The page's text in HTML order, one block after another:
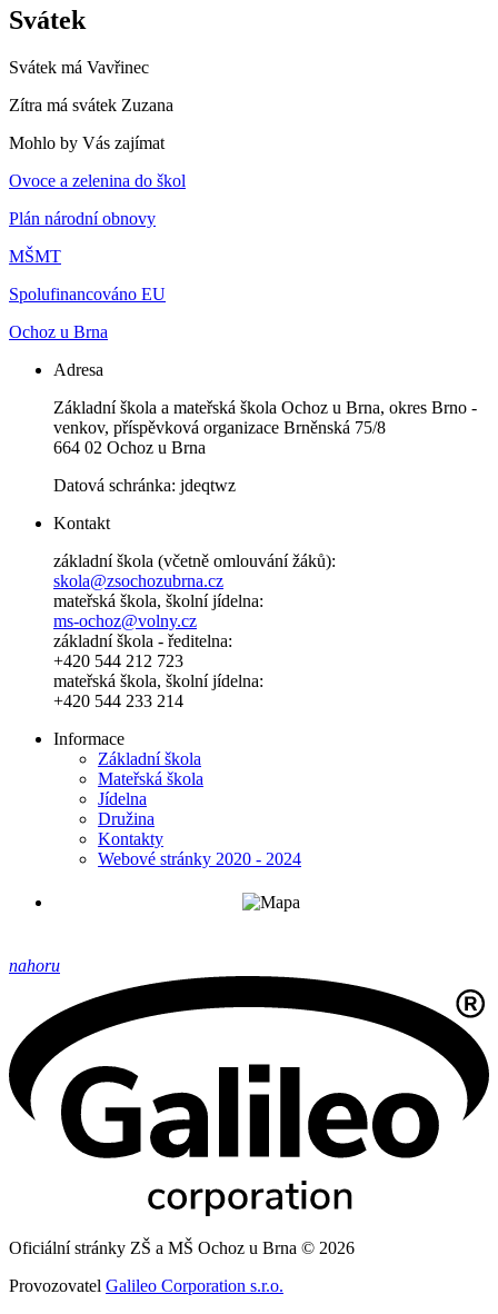
Svátek
Svátek má Vavřinec
Zítra má svátek Zuzana
Mohlo by Vás zajímat
Ovoce a zelenina do škol
Plán národní obnovy
MŠMT
Spolufinancováno EU
Ochoz u Brna
Adresa
Základní škola a mateřská škola Ochoz u Brna, okres Brno -
venkov, příspěvková organizace Brněnská 75/8
664 02 Ochoz u Brna
Datová schránka: jdeqtwz
Kontakt
základní škola (včetně omlouvání žáků):
skola@zsochozubrna.cz
mateřská škola, školní jídelna:
ms-ochoz@volny.cz
základní škola - ředitelna:
+420 544 212 723
mateřská škola, školní jídelna:
+420 544 233 214
Informace
Základní škola
Mateřská škola
Jídelna
Družina
Kontakty
Webové stránky 2020 - 2024
nahoru
Oficiální stránky ZŠ a MŠ Ochoz u Brna © 2026
Provozovatel Galileo Corporation s.r.o.